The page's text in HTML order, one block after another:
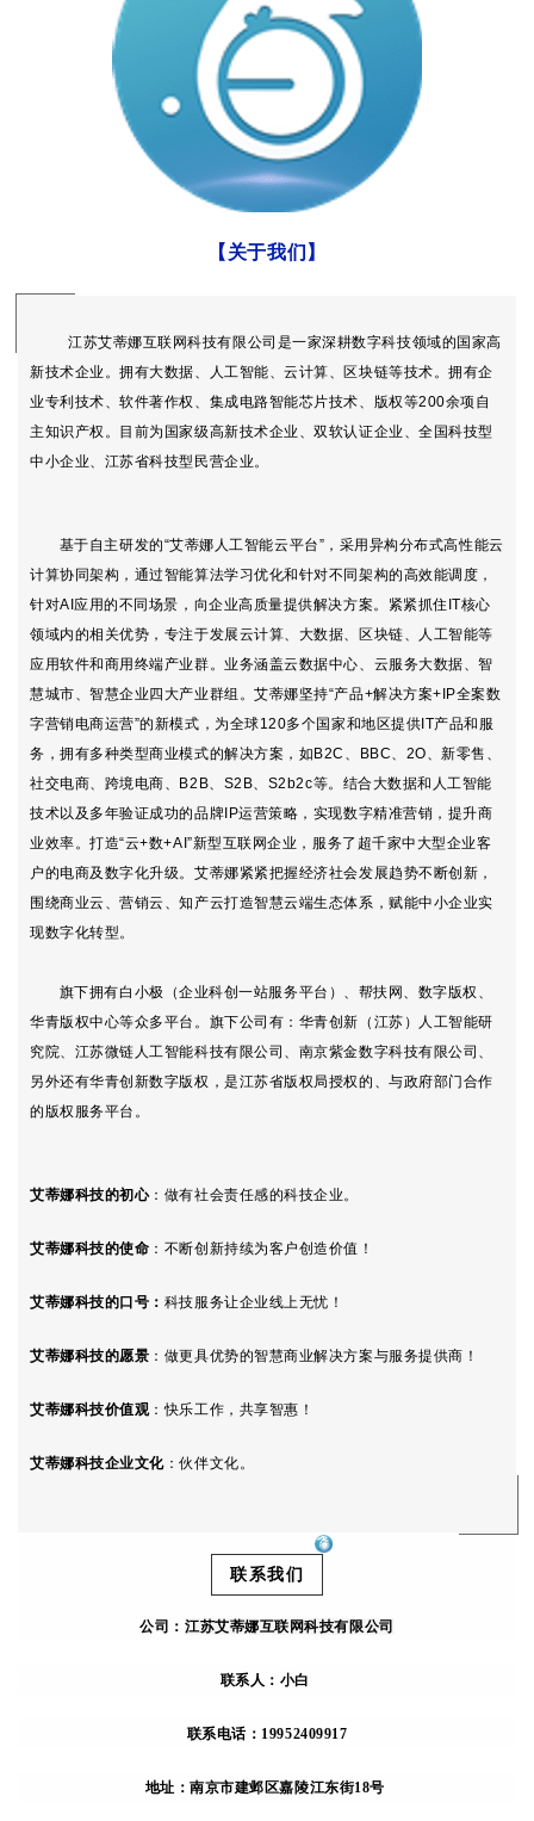
【关于我们 】
江苏艾蒂娜互联网科技有限公司是一家深耕数字科技领域的国家高
新技术企业。拥有大数据、人工智能、云计算、区块链等技术。拥有企
业专利技术、软件著作权、集成电路智能芯片技术、版权等200余项自
主知识产权。目前为国家级高新技术企业、双软认证企业、全国科技型
中小企业、江苏省科技型民营企业。
基于自主研发的“艾蒂娜人工智能云平台”，采用异构分布式高性能云
计算协同架构，通过智能算法学习优化和针对不同架构的高效能调度，
针对AI应用的不同场景，向企业高质量提供解决方案。紧紧抓住IT核心
领域内的相关优势，专注于发展云计算、大数据、区块链、人工智能等
应用软件和商用终端产业群。业务涵盖云数据中心、云服务大数据、智
慧城市、智慧企业四大产业群组。艾蒂娜坚持“产品+解决方案+IP全案数
字营销电商运营”的新模式，为全球120多个国家和地区提供IT产品和服
务，拥有多种类型商业模式的解决方案，如B2C、BBC、2O、新零售、
社交电商、跨境电商、B2B、S2B、S2b2c等。结合大数据和人工智能
技术以及多年验证成功的品牌IP运营策略，实现数字精准营销，提升商
业效率。打造“云+数+AI”新型互联网企业，服务了超千家中大型企业客
户的电商及数字化升级。艾蒂娜紧紧把握经济社会发展趋势不断创新，
围绕商业云、营销云、知产云打造智慧云端生态体系，赋能中小企业实
现数字化转型。
旗下拥有白小极（企业科创一站服务平台）、帮扶网、数字版权、
华青版权中心等众多平台。旗下公司有：华青创新（江苏）人工智能研
究院、江苏微链人工智能科技有限公司、南京紫金数字科技有限公司、
另外还有华青创新数字版权，是江苏省版权局授权的、与政府部门合作
的版权服务平台。
艾蒂娜科技的初心： 做有社会责任感的科技企业。
艾蒂娜科技的使命 ：不断创新持续为客户创造价值！
艾蒂娜科技的口号 ： 科技服务让企业线上无忧！
艾蒂娜科技的愿景 ：做更具优势的智慧商业解决方案与服务提供商！
艾蒂娜科技价值观：快乐工作，共享智惠！
艾蒂娜科技企业文化：伙伴文化。
联系我们
公司： 江苏艾蒂娜互联网科技有限公司
联系人：小白
联系电话：19952409917
地址：南京市建邺区嘉陵江东街18号